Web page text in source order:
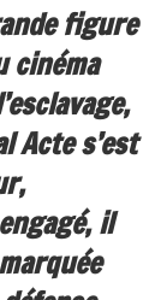
figure
cinéma
Acte s’est
il